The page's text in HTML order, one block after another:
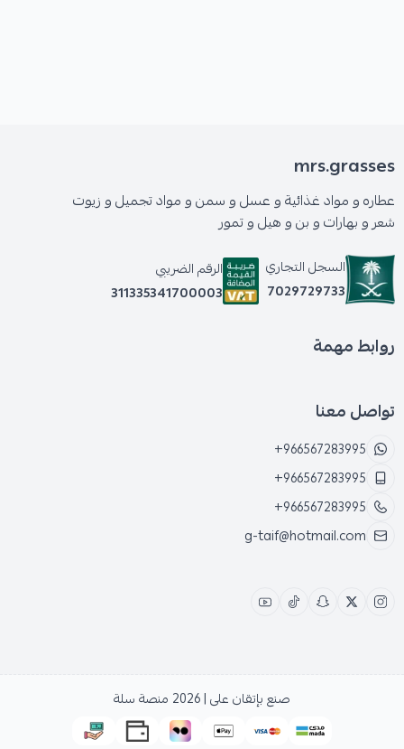
mrs.grasses
عطاره و مواد غذائية و عسل و سمن و مواد تجميل و زيوت
شعر و بهارات و بن و هيل و تمور
السجل التجاري
7029729733
الرقم الضريبي
311335341700003
روابط مهمة
تواصل معنا
+966567283995
+966567283995
+966567283995
g-taif@hotmail.com
صنع بإتقان على | 2026 منصة سلة